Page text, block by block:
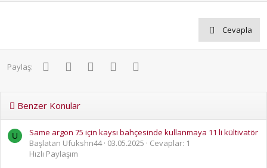
Cevapla
Paylaş: FacebookTwitter PinterestWhatsApp
Benzer Konular
U
Same argon 75 için kaysı bahçesinde kullanmaya 11 li kültivatör
Başlatan Ufukshn44 03.05.2025
Cevaplar: 1
Hızlı Paylaşım